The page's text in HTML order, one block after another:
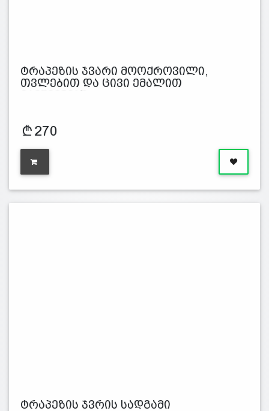
ტრაპეზის ჯვარი მოოქროვილი,
თვლებით და ცივი ემალით
გამშვენებუ…
270
ტრაპეზის ჯვრის სადგამი